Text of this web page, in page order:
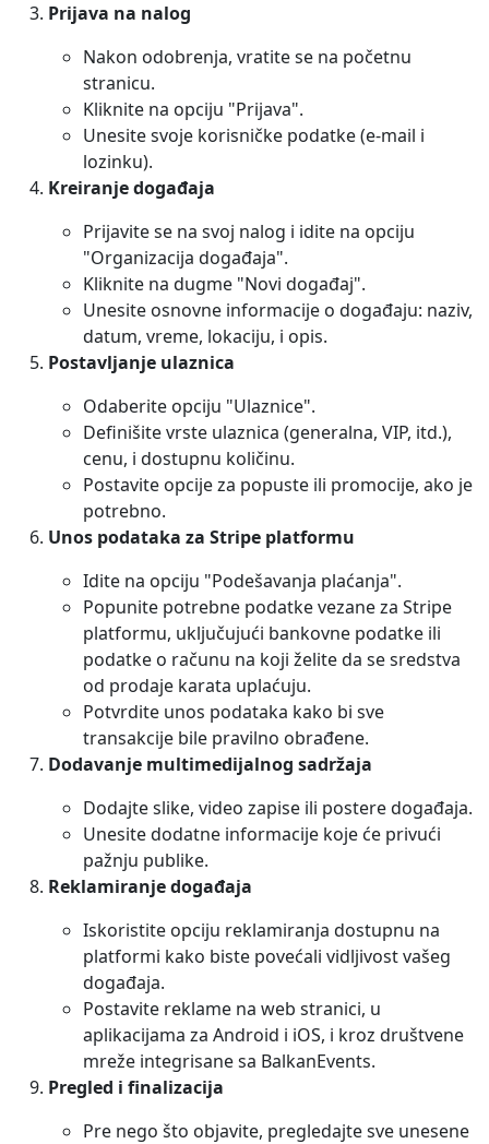
Prijava na nalog
Nakon odobrenja, vratite se na početnu
stranicu.
Kliknite na opciju "Prijava".
Unesite svoje korisničke podatke (e-mail i
lozinku).
Kreiranje događaja
Prijavite se na svoj nalog i idite na opciju
"Organizacija događaja".
Kliknite na dugme "Novi događaj".
Unesite osnovne informacije o događaju: naziv,
datum, vreme, lokaciju, i opis.
Postavljanje ulaznica
Odaberite opciju "Ulaznice".
Definišite vrste ulaznica (generalna, VIP, itd.),
cenu, i dostupnu količinu.
Postavite opcije za popuste ili promocije, ako je
potrebno.
Unos podataka za Stripe platformu
Idite na opciju "Podešavanja plaćanja".
Popunite potrebne podatke vezane za Stripe
platformu, uključujući bankovne podatke ili
podatke o računu na koji želite da se sredstva
od prodaje karata uplaćuju.
Potvrdite unos podataka kako bi sve
transakcije bile pravilno obrađene.
Dodavanje multimedijalnog sadržaja
Dodajte slike, video zapise ili postere događaja.
Unesite dodatne informacije koje će privući
pažnju publike.
Reklamiranje događaja
Iskoristite opciju reklamiranja dostupnu na
platformi kako biste povećali vidljivost vašeg
događaja.
Postavite reklame na web stranici, u
aplikacijama za Android i iOS, i kroz društvene
mreže integrisane sa BalkanEvents.
Pregled i finalizacija
Pre nego što objavite, pregledajte sve unesene